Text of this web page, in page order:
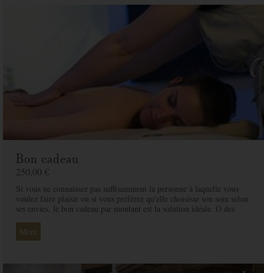
Bon cadeau
250,00 €
Si vous ne connaissez pas suffisamment la personne à laquelle vous
voulez faire plaisir ou si vous préférez qu'elle choisisse son soin selon
ses envies, le bon cadeau par montant est la solution idéale. Ô des
proche et ainsi rendre ce moment exceptionnel.
More